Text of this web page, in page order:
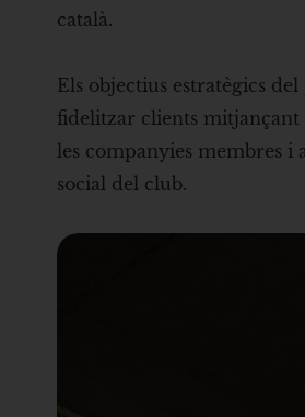
català.
Els objectius estratègics
fidelitzar clients mitjançant
les companyies membres i
social del club.